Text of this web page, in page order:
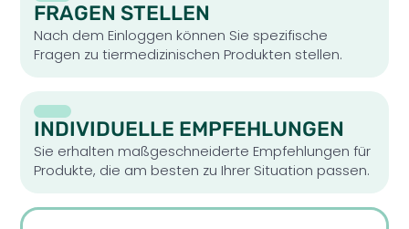
FRAGEN STELLEN
Nach dem Einloggen können Sie spezifische
Fragen zu tiermedizinischen Produkten stellen.
INDIVIDUELLE EMPFEHLUNGEN
Sie erhalten maßgeschneiderte Empfehlungen für
Produkte, die am besten zu Ihrer Situation passen.